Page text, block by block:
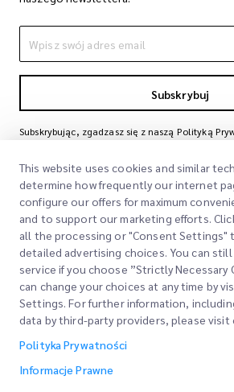
Subskrybuj
Subskrybując, zgadzasz się z naszą Polityką
Szybkie Linki
Lokalizacje Biur
Poproś o Wycenę
Firma
O Nas
Nasze Usługi
This website uses cookies and similar
determine how frequently our internet
configure our offers for maximum
and to support our marketing efforts.
all the processing or "Consent Settings"
detailed advertising choices. You can
service if you choose ”Strictly Necessary
can change your choices at any time by
Settings. For further information,
data by third-party providers, please visit
Polityka Prywatności
Informacje Prawne